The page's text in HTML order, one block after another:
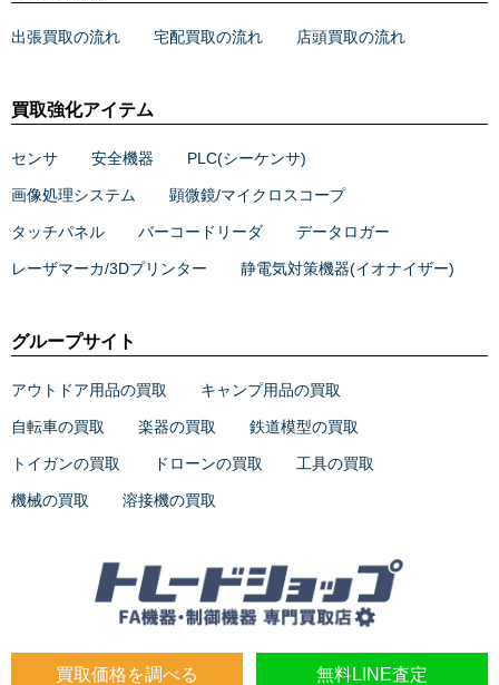
買取価格を調べる 無料LINE査定
出張買取の流れ 宅配買取の流れ 店頭買取の流れ
買取強化アイテム
センサ 安全機器 PLC(シーケンサ)
画像処理システム 顕微鏡/マイクロスコープ
タッチパネル バーコードリーダ データロガー
レーザマーカ/3Dプリンター 静電気対策機器(イオナイザー)
グループサイト
アウトドア用品の買取 キャンプ用品の買取
自転車の買取 楽器の買取 鉄道模型の買取
トイガンの買取 ドローンの買取 工具の買取
機械の買取 溶接機の買取